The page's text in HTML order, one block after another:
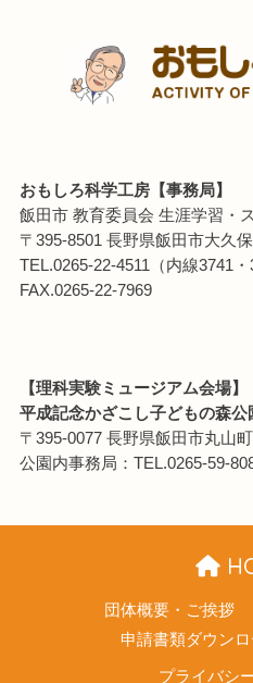
おもしろ科学工房【事務局】
飯田市 教育委員会 生涯学習・
〒395-8501 長野県飯田市大久
TEL.0265-22-4511（内線3741・
FAX.0265-22-7969
【理科実験ミュージアム会場】
平成記念かざこし子どもの森公
〒395-0077 長野県飯田市丸山
公園内事務局：TEL.0265-59-
団体概要・ご挨拶
申請書類ダウンロ
プライバシ